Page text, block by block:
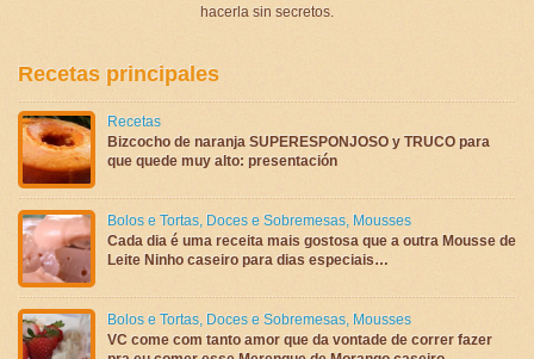
hacerla sin secretos.
Recetas principales
Recetas
Bizcocho de naranja SUPERESPONJOSO y TRUCO para
que quede muy alto: presentación
Bolos e Tortas, Doces e Sobremesas, Mousses
Cada dia é uma receita mais gostosa que a outra Mousse de
Leite Ninho caseiro para dias especiais…
Bolos e Tortas, Doces e Sobremesas, Mousses
VC come com tanto amor que da vontade de correr fazer